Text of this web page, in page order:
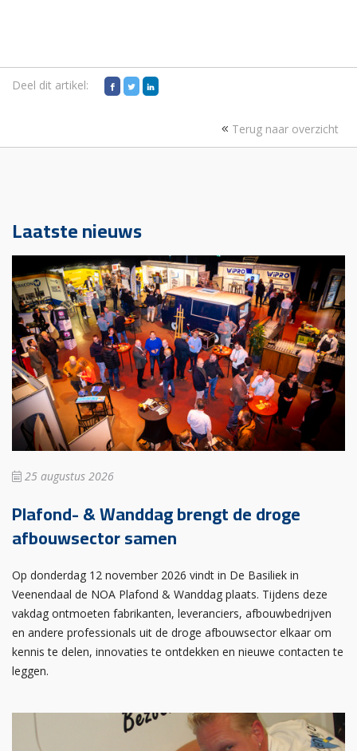
Deel dit artikel:
Terug naar overzicht
Laatste nieuws
25 augustus 2026
Plafond- & Wanddag brengt de droge
afbouwsector samen
Op donderdag 12 november 2026 vindt in De Basiliek in
Veenendaal de NOA Plafond & Wanddag plaats. Tijdens deze
vakdag ontmoeten fabrikanten, leveranciers, afbouwbedrijven
en andere professionals uit de droge afbouwsector elkaar om
kennis te delen, innovaties te ontdekken en nieuwe contacten te
leggen.